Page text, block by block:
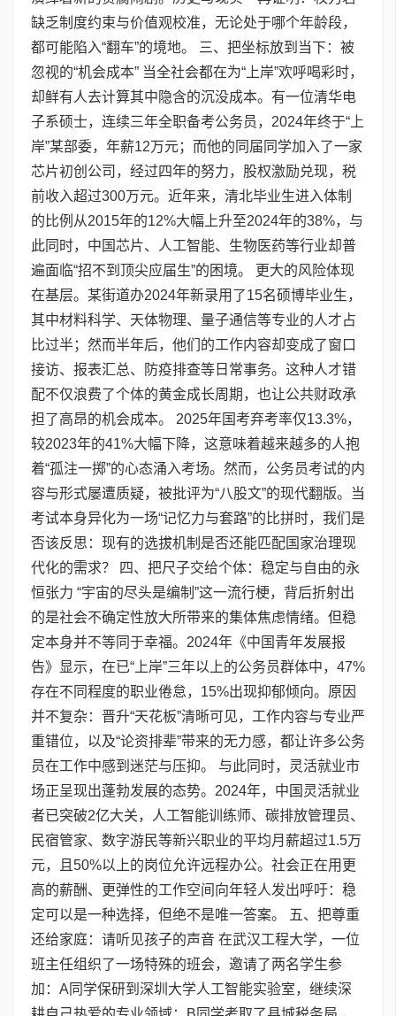
缺乏制度约束与价值观校准，无论处于哪个年龄段，
都可能陷入“翻车”的境地。 三、把坐标放到当下：被
忽视的“机会成本” 当全社会都在为“上岸”欢呼喝彩时，
却鲜有人去计算其中隐含的沉没成本。有一位清华电
子系硕士，连续三年全职备考公务员，2024年终于“上
岸”某部委，年薪12万元；而他的同届同学加入了一家
芯片初创公司，经过四年的努力，股权激励兑现，税
前收入超过300万元。近年来，清北毕业生进入体制
的比例从2015年的12%大幅上升至2024年的38%，与
此同时，中国芯片、人工智能、生物医药等行业却普
遍面临“招不到顶尖应届生”的困境。 更大的风险体现
在基层。某街道办2024年新录用了15名硕博毕业生，
其中材料科学、天体物理、量子通信等专业的人才占
比过半；然而半年后，他们的工作内容却变成了窗口
接访、报表汇总、防疫排查等日常事务。这种人才错
配不仅浪费了个体的黄金成长周期，也让公共财政承
担了高昂的机会成本。 2025年国考弃考率仅13.3%，
较2023年的41%大幅下降，这意味着越来越多的人抱
着“孤注一掷”的心态涌入考场。然而，公务员考试的内
容与形式屡遭质疑，被批评为“八股文”的现代翻版。当
考试本身异化为一场“记忆力与套路”的比拼时，我们是
否该反思：现有的选拔机制是否还能匹配国家治理现
代化的需求？ 四、把尺子交给个体：稳定与自由的永
恒张力 “宇宙的尽头是编制”这一流行梗，背后折射出
的是社会不确定性放大所带来的集体焦虑情绪。但稳
定本身并不等同于幸福。2024年《中国青年发展报
告》显示，在已“上岸”三年以上的公务员群体中，47%
存在不同程度的职业倦怠，15%出现抑郁倾向。原因
并不复杂：晋升“天花板”清晰可见，工作内容与专业严
重错位，以及“论资排辈”带来的无力感，都让许多公务
员在工作中感到迷茫与压抑。 与此同时，灵活就业市
场正呈现出蓬勃发展的态势。2024年，中国灵活就业
者已突破2亿大关，人工智能训练师、碳排放管理员、
民宿管家、数字游民等新兴职业的平均月薪超过1.5万
元，且50%以上的岗位允许远程办公。社会正在用更
高的薪酬、更弹性的工作空间向年轻人发出呼吁：稳
定可以是一种选择，但绝不是唯一答案。 五、把尊重
还给家庭：请听见孩子的声音 在武汉工程大学，一位
班主任组织了一场特殊的班会，邀请了两名学生参
加：A同学保研到深圳大学人工智能实验室，继续深